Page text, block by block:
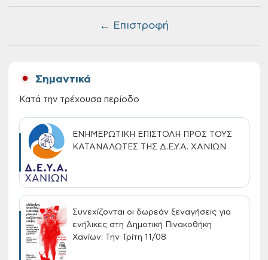
← Επιστροφή
Σημαντικά
Κατά την τρέχουσα περίοδο
ΕΝΗΜΕΡΩΤΙΚΗ ΕΠΙΣΤΟΛΗ ΠΡΟΣ ΤΟΥΣ
ΚΑΤΑΝΑΛΩΤΕΣ ΤΗΣ Δ.Ε.Υ.Α. ΧΑΝΙΩΝ
Συνεχίζονται οι δωρεάν ξεναγήσεις για
ενήλικες στη Δημοτική Πινακοθήκη
Χανίων: Την Τρίτη 11/08